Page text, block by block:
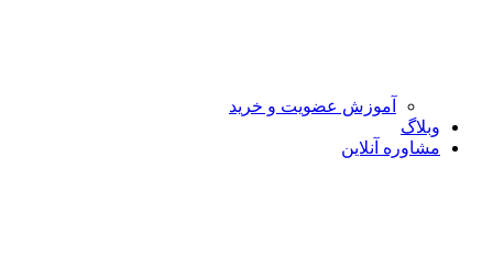
آموزش عضویت و خرید
وبلاگ
مشاوره آنلاین